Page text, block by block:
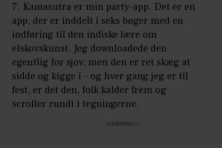
7. Kamasutra er min party-app. Det er en
app, der er inddelt i seks bøger med en
indføring til den indiske lære om
elskovskunst. Jeg downloadede den
egentlig for sjov, men den er ret skæg at
sidde og kigge i – og hver gang jeg er til
fest, er det den, folk kalder frem og
scroller rundt i tegningerne.
Annonce